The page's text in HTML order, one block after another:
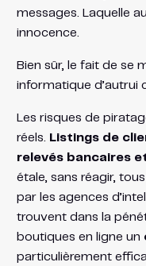
messages. Laquelle
innocence.
Bien sûr, le fait de se
informatique d’autrui
Les risques de
réels.
Listings de
relevés bancaires
étale, sans réagir,
par les agences
trouvent dans la
boutiques en ligne un
particulièrement